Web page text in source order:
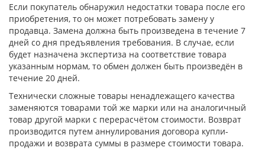
Если покупатель обнаружил недостатки товара после его
приобретения, то он может потребовать замену у
продавца. Замена должна быть произведена в течение 7
дней со дня предъявления требования. В случае, если
будет назначена экспертиза на соответствие товара
указанным нормам, то обмен должен быть произведён в
течение 20 дней.
Технически сложные товары ненадлежащего качества
заменяются товарами той же марки или на аналогичный
товар другой марки с перерасчётом стоимости. Возврат
производится путем аннулирования договора купли-
продажи и возврата суммы в размере стоимости товара.